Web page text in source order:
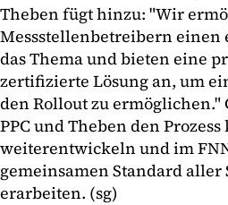
Theben fügt hinzu: "Wir
Messstellenbetreibern einen
das Thema und bieten eine
zertifizierte Lösung an, um
den Rollout zu ermöglichen."
PPC und Theben den
weiterentwickeln und im
gemeinsamen Standard aller
erarbeiten. (sg)